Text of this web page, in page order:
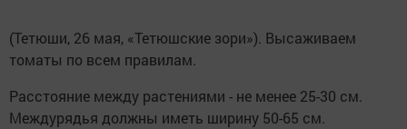
(Тетюши, 26 мая, «Тетюшские зори»). Высаживаем
томаты по всем правилам.
Расстояние между растениями - не менее 25-30 см.
Междурядья должны иметь ширину 50-65 см.